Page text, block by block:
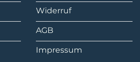
Widerruf
AGB
Impressum